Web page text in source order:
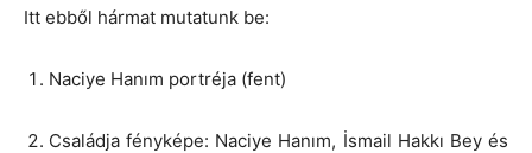
Itt ebből hármat mutatunk be:
Naciye Hanım portréja (fent)
Családja fényképe: Naciye Hanım, İsmail Hakkı Bey és